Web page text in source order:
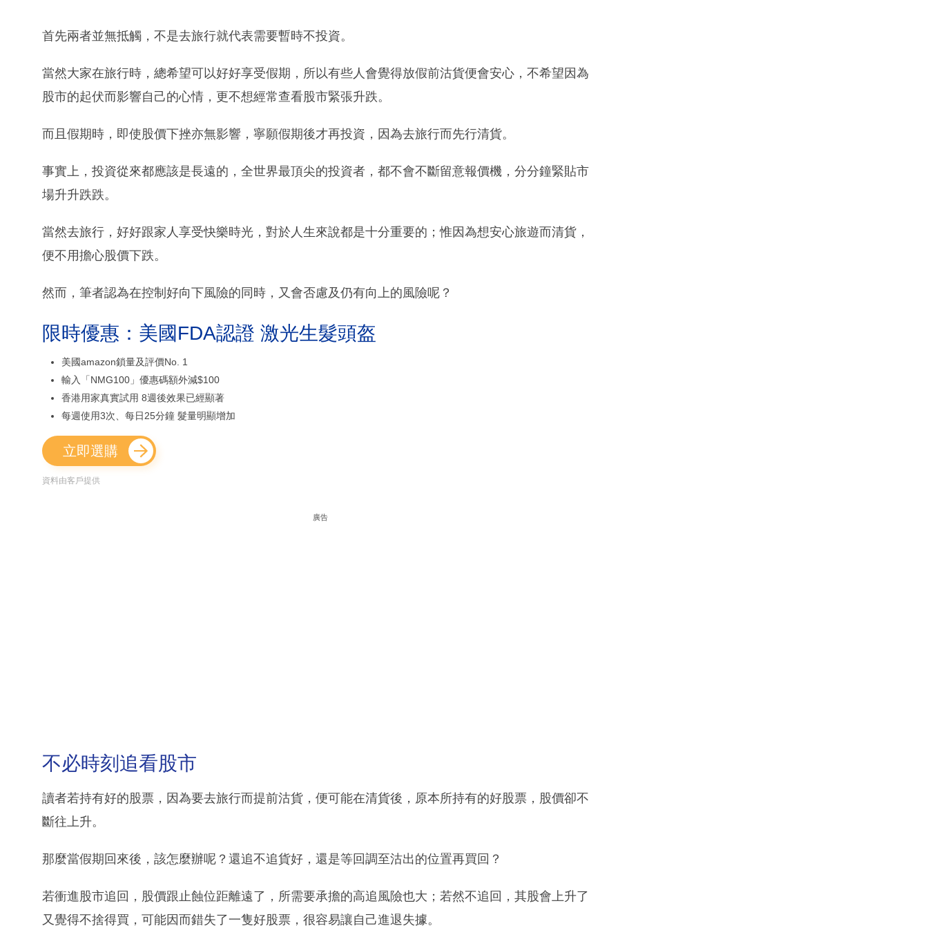
首先兩者並無抵觸，不是去旅行就代表需要暫時不投資。
當然大家在旅行時，總希望可以好好享受假期，所以有些人會覺得放假前沽貨便會安心，不希望因為
股市的起伏而影響自己的心情，更不想經常查看股市緊張升跌。
而且假期時，即使股價下挫亦無影響，寧願假期後才再投資，因為去旅行而先行清貨。
事實上，投資從來都應該是長遠的，全世界最頂尖的投資者，都不會不斷留意報價機，分分鐘緊貼市
場升升跌跌。
當然去旅行，好好跟家人享受快樂時光，對於人生來說都是十分重要的；惟因為想安心旅遊而清貨，
便不用擔心股價下跌。
然而，筆者認為在控制好向下風險的同時，又會否慮及仍有向上的風險呢？
限時優惠：美國FDA認證 激光生髮頭盔
美國amazon鎖量及評價No. 1
輸入「NMG100」優惠碼額外減$100
香港用家真實試用 8週後效果已經顯著
每週使用3次、每日25分鐘 髮量明顯增加
立即選購
資料由客戶提供
廣告
不必時刻追看股市
讀者若持有好的股票，因為要去旅行而提前沽貨，便可能在清貨後，原本所持有的好股票，股價卻不
斷往上升。
那麼當假期回來後，該怎麼辦呢？還追不追貨好，還是等回調至沽出的位置再買回？
若衝進股市追回，股價跟止蝕位距離遠了，所需要承擔的高追風險也大；若然不追回，其股會上升了
又覺得不捨得買，可能因而錯失了一隻好股票，很容易讓自己進退失據。